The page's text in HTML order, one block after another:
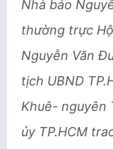
Nhà báo
thường trực
Nguyễn Văn
tịch UBND
Khuê- nguyên
ủy TP.HCM